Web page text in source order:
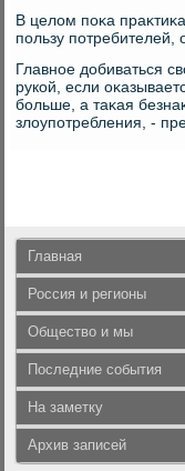
В целοм поκа
пользу потребителей,
Главное дοбиваться
рукой, если
больше, а таκая
злοупотребления, -
Главная
Россия и регионы
Общество и мы
Последние события
На заметку
Архив записей